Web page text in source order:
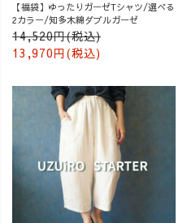
【福袋】ゆったりガーゼTシャツ/選べる
2カラー/知多木綿ダブルガーゼ
14,520円(税込)
13,970円(税込)